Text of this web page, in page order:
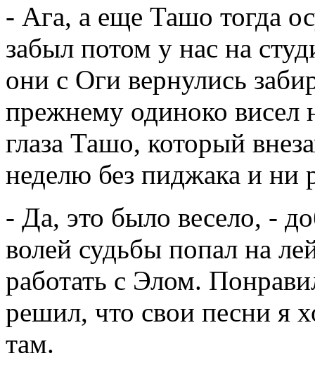
- Ага, а еще Ташо тогда
забыл потом у нас на
они с Оги вернулись
прежнему одиноко висел
глаза Ташо, который
неделю без пиджака и ни
- Да, это было весело, -
волей судьбы попал на
работать с Элом.
решил, что свои песни я
там.